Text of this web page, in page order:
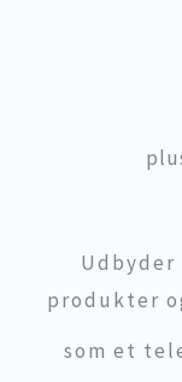
produkter
som et